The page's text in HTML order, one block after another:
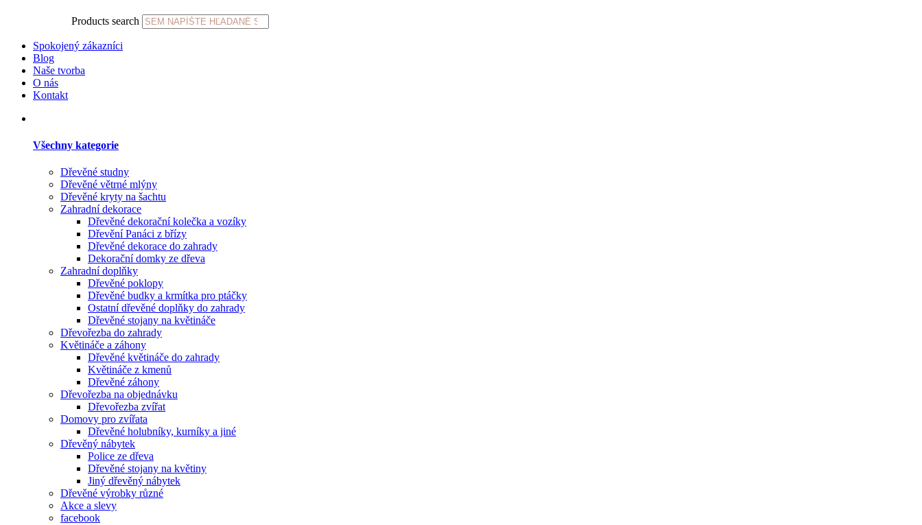
Products search
Spokojený zákazníci
Blog
Naše tvorba
O nás
Kontakt
Všechny kategorie
Dřevěné studny
Dřevěné větrné mlýny
Dřevěné kryty na šachtu
Zahradní dekorace
Dřevěné dekorační kolečka a vozíky
Dřevění Panáci z břízy
Dřevěné dekorace do zahrady
Dekorační domky ze dřeva
Zahradní doplňky
Dřevěné poklopy
Dřevěné budky a krmítka pro ptáčky
Ostatní dřevěné doplňky do zahrady
Dřevěné stojany na květináče
Dřevořezba do zahrady
Květináče a záhony
Dřevěné květináče do zahrady
Květináče z kmenů
Dřevěné záhony
Dřevořezba na objednávku
Dřevořezba zvířat
Domovy pro zvířata
Dřevěné holubníky, kurníky a jiné
Dřevěný nábytek
Police ze dřeva
Dřevěné stojany na květiny
Jiný dřevěný nábytek
Dřevěné výrobky různé
Akce a slevy
facebook